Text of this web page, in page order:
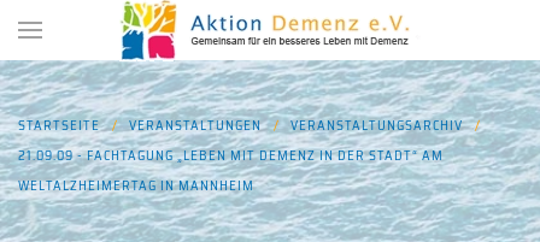
Zum Hauptinhalt springen
STARTSEITE VERANSTALTUNGEN
VERANSTALTUNGSARCHIV
21.09.09 - FACHTAGUNG „LEBEN MIT DEMENZ IN DER STADT“ AM
WELTALZHEIMERTAG IN MANNHEIM